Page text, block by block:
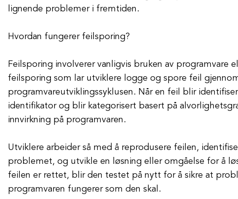
lignende problemer i fremtiden.
Hvordan fungerer feilsporing?
Feilsporing involverer vanligvis bruken av programvare
feilsporing som lar utviklere logge og spore feil
programvareutviklingssyklusen. Når en feil blir
identifikator og blir kategorisert basert på
innvirkning på programvaren.
Utviklere arbeider så med å reprodusere feilen,
problemet, og utvikle en løsning eller omgåelse for å
feilen er rettet, blir den testet på nytt for å sikre at
programvaren fungerer som den skal.